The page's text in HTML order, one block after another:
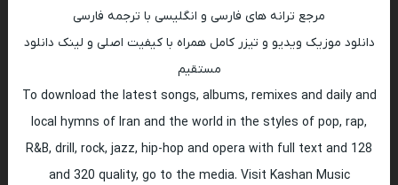
مرجع ترانه های فارسی و انگلیسی با ترجمه فارسی
دانلود موزیک ویدیو و تیزر کامل همراه با کیفیت اصلی و لینک دانلود
مستقیم
To download the latest songs, albums, remixes and daily and
local hymns of Iran and the world in the styles of pop, rap,
R&B, drill, rock, jazz, hip-hop and opera with full text and 128
and 320 quality, go to the media. Visit Kashan Music